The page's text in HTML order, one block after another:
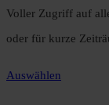
Voller Zugriff auf
oder für kurze
Auswählen